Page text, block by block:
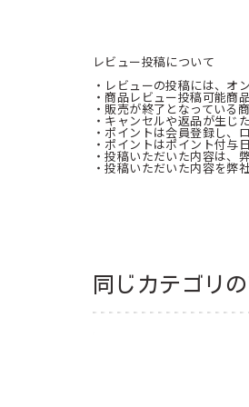
レビュー投稿について
・レビューの投稿には、オ
・商品レビュー投稿可能商
・販売が終了となっている
・キャンセルや返品が生じ
・ポイントは会員登録し、
・ポイントはポイント付与
・投稿いただいた内容は、
・投稿いただいた内容を弊
同じカテゴリ